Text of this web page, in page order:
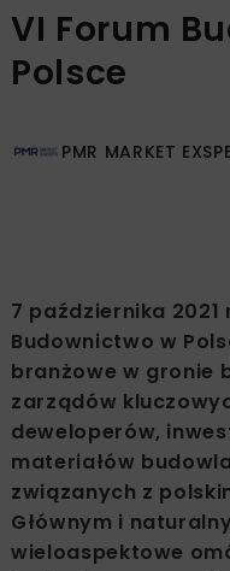
VI Forum
Polsce
PMR MARKET
7 października 2021
Budownictwo w
branżowe w gronie
zarządów
deweloperów,
materiałów
związanych z
Głównym i
wieloaspektowe